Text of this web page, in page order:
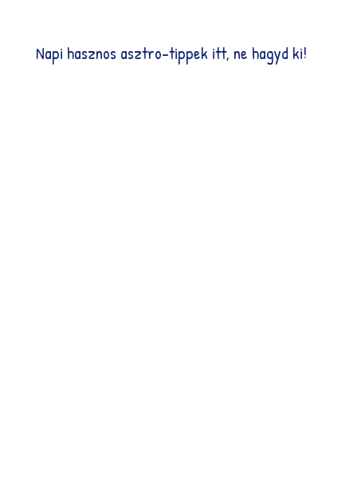
Napi hasznos asztro-tippek itt, ne hagyd ki!